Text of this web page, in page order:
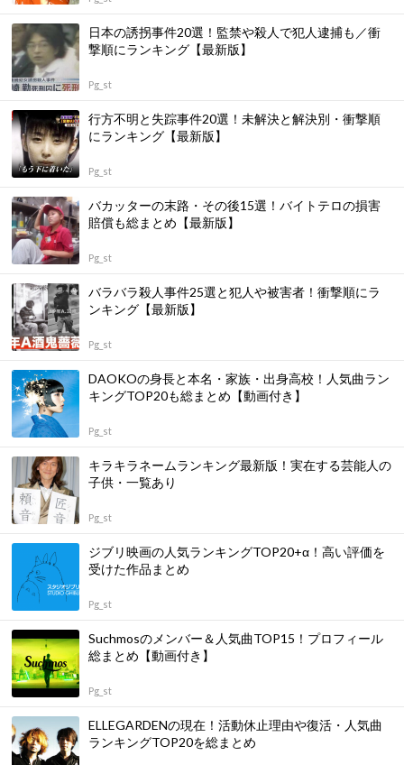
日本の誘拐事件20選！監禁や殺人で犯人逮捕も／衝
撃順にランキング【最新版】
Pg_st
行方不明と失踪事件20選！未解決と解決別・衝撃順
にランキング【最新版】
Pg_st
バカッターの末路・その後15選！バイトテロの損害
賠償も総まとめ【最新版】
Pg_st
バラバラ殺人事件25選と犯人や被害者！衝撃順にラ
ンキング【最新版】
Pg_st
DAOKOの身長と本名・家族・出身高校！人気曲ラン
キングTOP20も総まとめ【動画付き】
Pg_st
キラキラネームランキング最新版！実在する芸能人の
子供・一覧あり
Pg_st
ジブリ映画の人気ランキングTOP20+α！高い評価を
受けた作品まとめ
Pg_st
Suchmosのメンバー＆人気曲TOP15！プロフィール
総まとめ【動画付き】
Pg_st
ELLEGARDENの現在！活動休止理由や復活・人気曲
ランキングTOP20を総まとめ